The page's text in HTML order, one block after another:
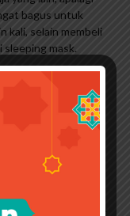
bagus untuk
kali, selain membeli
sleeping mask.
mi yuja bisa kamu
merupakan salah
yang mengusung
produk-
Mi AHA BHA PHA